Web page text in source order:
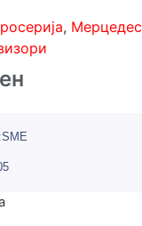
, Мерцедес